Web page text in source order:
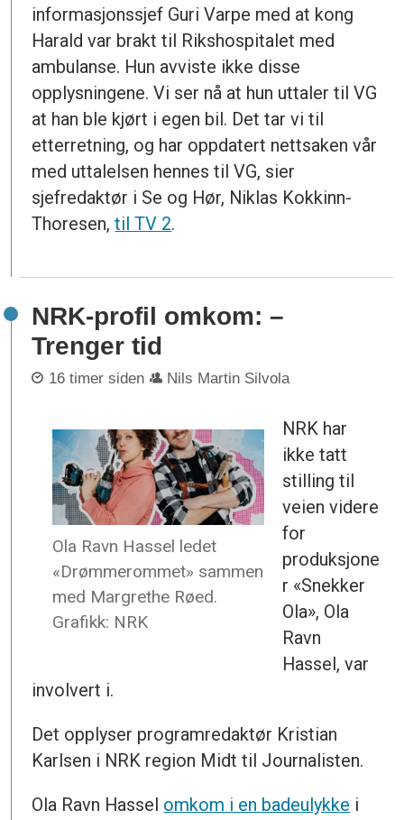
informasjonssjef Guri Varpe med at kong
Harald var brakt til Rikshospitalet med
ambulanse. Hun avviste ikke disse
opplysningene. Vi ser nå at hun uttaler til VG
at han ble kjørt i egen bil. Det tar vi til
etterretning, og har oppdatert nettsaken vår
med uttalelsen hennes til VG, sier
sjefredaktør i Se og Hør, Niklas Kokkinn-
Thoresen,til TV 2.
NRK-profil omkom: –
Trenger tid
16 timer siden Nils Martin Silvola
Ola Ravn Hassel ledet
«Drømmerommet» sammen
med Margrethe Røed.
Grafikk: NRK
NRK har
ikke tatt
stilling til
veien videre
for
produksjone
r «Snekker
Ola», Ola
Ravn
Hassel, var
involvert i.
Det opplyser programredaktør Kristian
Karlsen i NRK region Midt til Journalisten.
Ola Ravn Hassel omkom i en badeulykke i